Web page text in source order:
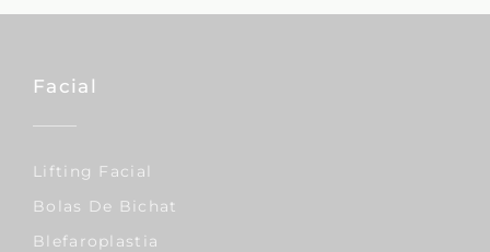
Facial
Lifting Facial
Bolas De Bichat
Blefaroplastia